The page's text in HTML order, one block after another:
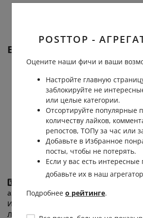
Еще от
1️⃣ СССР, подмосковный
аэродром, 1960-е годы.
Инженер-испытатель
Леонид Золоторев,
1. В
ГАЗ-24
POSTTOP -
Оцените наши фичи и ваши
Настройте главную
заблокируйте не
или целые категории.
Отсортируйте популярные
количеству лайков,
репостов, ТОПу за час или
Добавьте в Избранное
посты, чтобы не потерять.
Если у вас есть интересные
добавьте их в наш
Подробнее о рейтинге.